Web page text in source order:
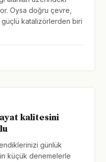
Oysa doğru çevre,
güçlü katalizörlerden biri
kalitesini
günlük
küçük denemelerle